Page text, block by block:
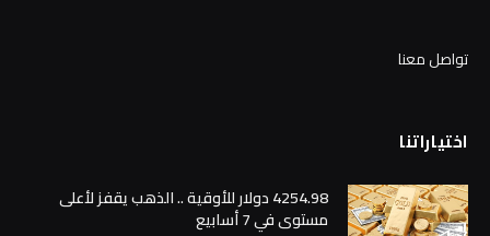
تواصل معنا
اختياراتنا
4254.98 دولار للأوقية .. الذهب يقفز لأعلى
مستوى في 7 أسابيع